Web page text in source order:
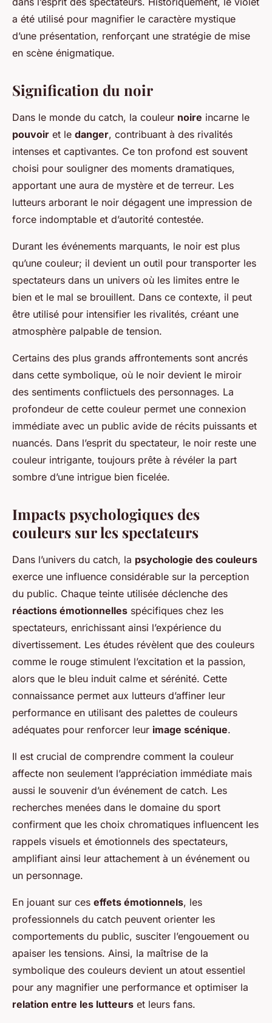
a été utilisé pour magnifier le caractère mystique
d’une présentation, renforçant une stratégie de mise
en scène énigmatique.
Signification du noir
Dans le monde du catch, la couleur noire incarne le
pouvoir et le danger, contribuant à des rivalités
intenses et captivantes. Ce ton profond est souvent
choisi pour souligner des moments dramatiques,
apportant une aura de mystère et de terreur. Les
lutteurs arborant le noir dégagent une impression de
force indomptable et d’autorité contestée.
Durant les événements marquants, le noir est plus
qu’une couleur; il devient un outil pour transporter les
spectateurs dans un univers où les limites entre le
bien et le mal se brouillent. Dans ce contexte, il peut
être utilisé pour intensifier les rivalités, créant une
atmosphère palpable de tension.
Certains des plus grands affrontements sont ancrés
dans cette symbolique, où le noir devient le miroir
des sentiments conflictuels des personnages. La
profondeur de cette couleur permet une connexion
immédiate avec un public avide de récits puissants et
nuancés. Dans l’esprit du spectateur, le noir reste une
couleur intrigante, toujours prête à révéler la part
sombre d’une intrigue bien ficelée.
Impacts psychologiques des
couleurs sur les spectateurs
Dans l’univers du catch, la psychologie des couleurs
exerce une influence considérable sur la perception
du public. Chaque teinte utilisée déclenche des
réactions émotionnelles spécifiques chez les
spectateurs, enrichissant ainsi l’expérience du
divertissement. Les études révèlent que des couleurs
comme le rouge stimulent l’excitation et la passion,
alors que le bleu induit calme et sérénité. Cette
connaissance permet aux lutteurs d’affiner leur
performance en utilisant des palettes de couleurs
adéquates pour renforcer leur image scénique.
Il est crucial de comprendre comment la couleur
affecte non seulement l’appréciation immédiate mais
aussi le souvenir d’un événement de catch. Les
recherches menées dans le domaine du sport
confirment que les choix chromatiques influencent les
rappels visuels et émotionnels des spectateurs,
amplifiant ainsi leur attachement à un événement ou
un personnage.
En jouant sur ces effets émotionnels, les
professionnels du catch peuvent orienter les
comportements du public, susciter l’engouement ou
apaiser les tensions. Ainsi, la maîtrise de la
symbolique des couleurs devient un atout essentiel
pour any magnifier une performance et optimiser la
relation entre les lutteurs et leurs fans.